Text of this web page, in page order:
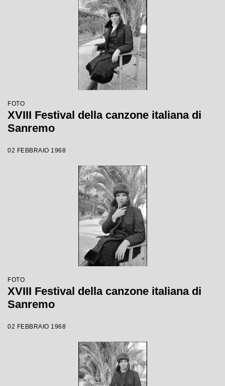
FOTO
XVIII Festival della canzone italiana di
Sanremo
02 FEBBRAIO 1968
FOTO
XVIII Festival della canzone italiana di
Sanremo
02 FEBBRAIO 1968